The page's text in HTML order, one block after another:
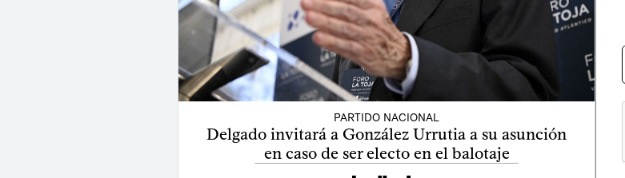
PARTIDO NACIONAL
Delgado invitará a González Urrutia a su asunción
en caso de ser electo en el balotaje